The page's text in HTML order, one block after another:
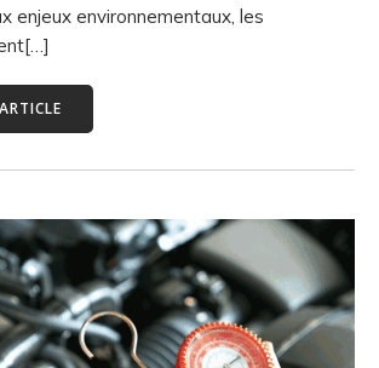
enjeux environnementaux, les